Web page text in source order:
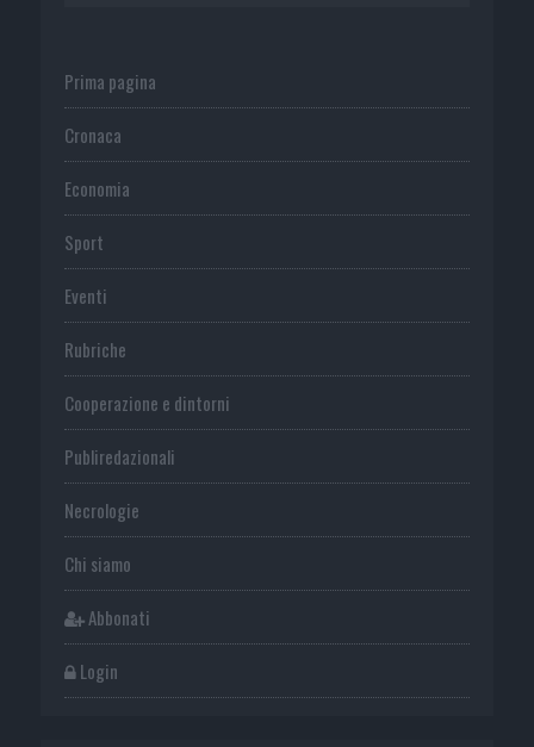
Prima pagina
Cronaca
Economia
Sport
Eventi
Rubriche
Cooperazione e dintorni
Publiredazionali
Necrologie
Chi siamo
Abbonati
Login